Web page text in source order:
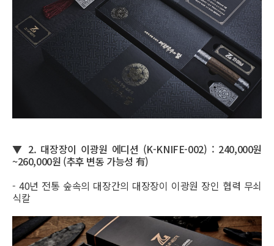
▼ 2. 대장장이 이광원 에디션 (K-KNIFE-002) : 240,000원
~260,000원 (추후 변동 가능성 有)
- 40년 전통 숲속의 대장간의 대장장이 이광원 장인 협력 무쇠
식칼